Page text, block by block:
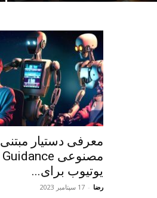
معرفی دستیار
یوتیوب برای...
رضا - 17 سپتامبر 2023